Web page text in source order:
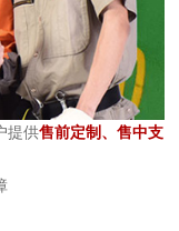
提供售前定制、售中支